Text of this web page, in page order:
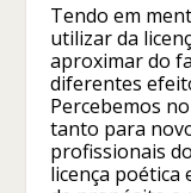
Tendo em
utilizar da
aproximar do
diferentes
Percebemos
tanto para
profissionais
licença